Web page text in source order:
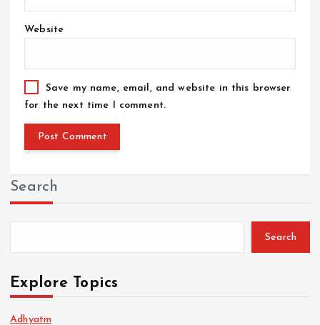
Website
Save my name, email, and website in this browser
for the next time I comment.
Search
Search
Explore Topics
Adhyatm